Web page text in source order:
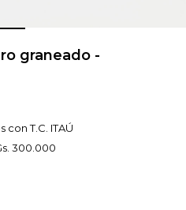
graneado -
con T.C. ITAÚ
300.000